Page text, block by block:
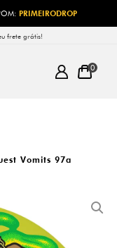
PRIMEIRODROP
frete grátis!
0
Vomits 97a